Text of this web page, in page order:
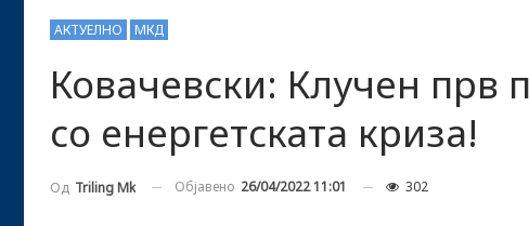
АКТУЕЛНО МКД
Ковачевски: Клучен прв
со енергетската криза!
Од Triling Mk Објавено 26/04/2022 11:01 302